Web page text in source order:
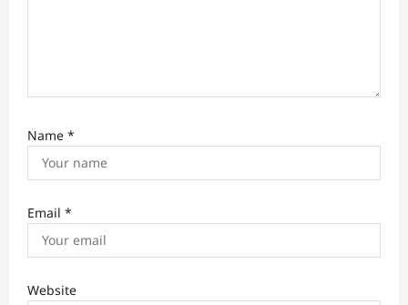
Name *
Email *
Website